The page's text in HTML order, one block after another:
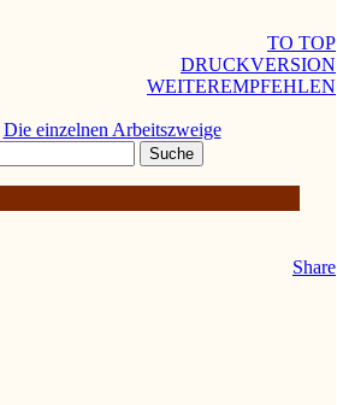
TO TOP
DRUCKVERSION
WEITEREMPFEHLEN
Die einzelnen Arbeitszweige
Share